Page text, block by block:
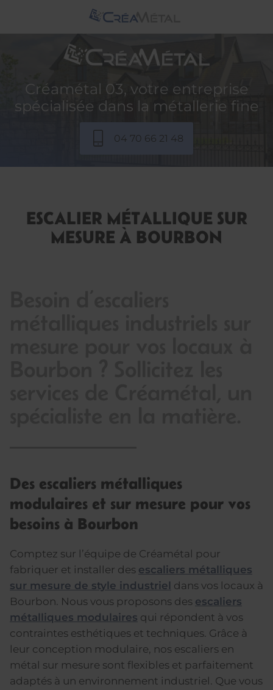
Créamétal 03, votre entreprise
spécialisée dans la métallerie fine
04 70 66 21 48
ESCALIER MÉTALLIQUE SUR
MESURE À BOURBON
Des escaliers métalliques
modulaires et sur mesure pour vos
besoins à Bourbon
Comptez sur l’équipe de Créamétal pour
fabriquer et installer des escaliers métalliques
sur mesure de style industriel dans vos locaux à
Bourbon. Nous vous proposons des escaliers
métalliques modulaires qui répondent à vos
contraintes esthétiques et techniques. Grâce à
leur conception modulaire, nos escaliers en
métal sur mesure sont flexibles et parfaitement
adaptés à un environnement industriel. Que vous